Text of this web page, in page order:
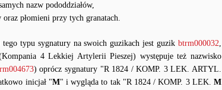
nazw pododdziałów,
płomieni przy tych granatach.
typu sygnatury na swoich guzikach jest guzik btrm000032,
4 Lekkiej Artylerii Pieszej) występuje też nazwisko
) oprócz sygnatury "R 1824 / KOMP. 3 LEK. ARTYL.
inicjał "M" i wygląda to tak "R 1824 / KOMP. 3 LEK.M